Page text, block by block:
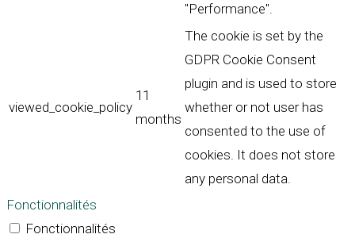
"Performance".
viewed_cookie_policy
11
months
The cookie is set by the
GDPR Cookie Consent
plugin and is used to store
whether or not user has
consented to the use of
cookies. It does not store
any personal data.
Fonctionnalités
Fonctionnalités